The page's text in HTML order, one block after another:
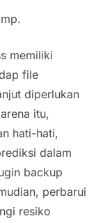
memiliki
file
diperlukan
itu,
hati-hati,
dalam
backup
perbarui
resiko